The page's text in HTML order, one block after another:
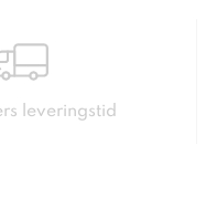
leveringstid